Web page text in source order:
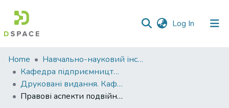
Log In (current)
Communities
&
Collections
All of DSpace
Home
Навчально-науковий інститут економіки, управління, права та інформаційних технологій
Кафедра підприємництва і права
Друковані видання. Кафедра підприємництва і права
Правові аспекти подвійного громадянства